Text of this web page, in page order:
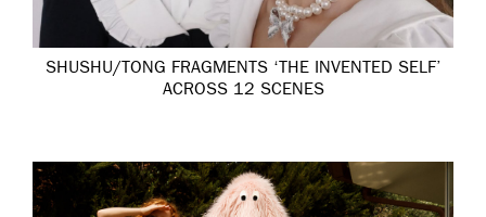
SHUSHU/TONG FRAGMENTS ‘THE INVENTED SELF’
ACROSS 12 SCENES